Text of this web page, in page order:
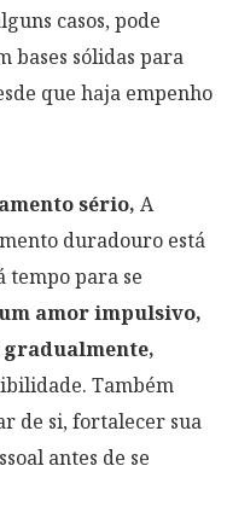
casos, pode
bases sólidas para
que haja empenho
sério, A
duradouro está
tempo para se
amor impulsivo,
gradualmente,
Também
de si, fortalecer sua
antes de se